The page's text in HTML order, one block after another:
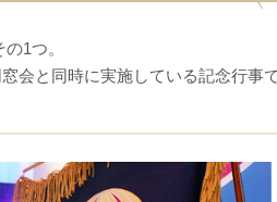
1つ。
会と同時に実施している記念行事で